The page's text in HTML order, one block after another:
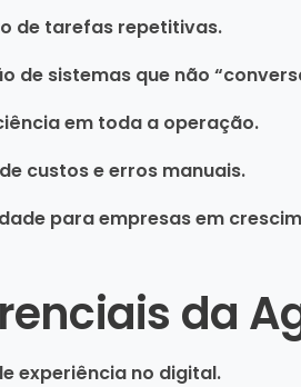
de tarefas repetitivas.
de sistemas que não
em toda a operação.
custos e erros manuais.
para empresas em
da
experiência no digital.